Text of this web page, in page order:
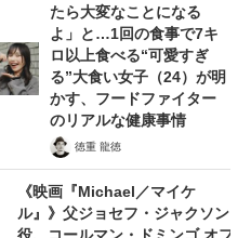
たら大変なことになる
よ」と…1回の食事で7キ
ロ以上食べる“可愛すぎ
る”大食い女子（24）が明
かす、フードファイター
のリアルな健康事情
徳重 龍徳
《映画『Michael／マイケ
ル』》父ジョセフ・ジャクソン
役、コールマン・ドミンゴ オフ